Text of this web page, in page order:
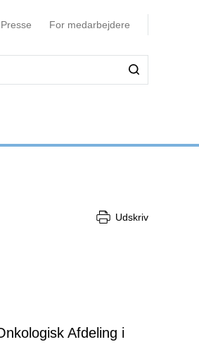
Presse For medarbejdere
Udskriv
Afdeling i